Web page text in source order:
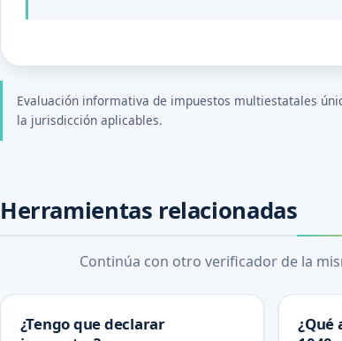
Evaluación informativa de impuestos multiestatales
la jurisdicción aplicables.
Herramientas relacionadas
Continúa con otro verificador de la
¿Tengo que declarar
¿Qué